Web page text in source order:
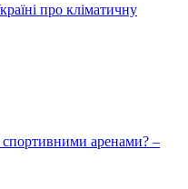
про кліматичну
спортивними аренами? –